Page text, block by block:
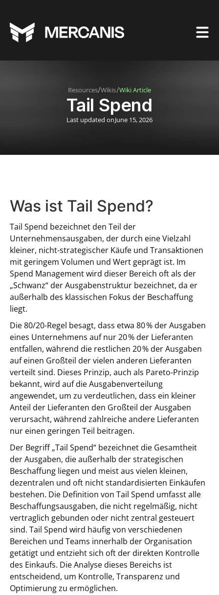
Resources/Wikis/Wiki Article
Tail Spend
Last updated onJune 15, 2026
Was ist Tail Spend?
Tail Spend bezeichnet den Teil der
Unternehmensausgaben, der durch eine Vielzahl
kleiner, nicht-strategischer Käufe und Transaktionen
mit geringem Volumen und Wert geprägt ist. Im
Spend Management wird dieser Bereich oft als der
„Schwanz“ der Ausgabenstruktur bezeichnet, da er
außerhalb des klassischen Fokus der Beschaffung
liegt.
Die 80/20-Regel besagt, dass etwa 80 % der Ausgaben
eines Unternehmens auf nur 20 % der Lieferanten
entfallen, während die restlichen 20 % der Ausgaben
auf einen Großteil der vielen anderen Lieferanten
verteilt sind. Dieses Prinzip, auch als Pareto-Prinzip
bekannt, wird auf die Ausgabenverteilung
angewendet, um zu verdeutlichen, dass ein kleiner
Anteil der Lieferanten den Großteil der Ausgaben
verursacht, während zahlreiche andere Lieferanten
nur einen geringen Teil beitragen.
Der Begriff „Tail Spend“ bezeichnet die Gesamtheit
der Ausgaben, die außerhalb der strategischen
Beschaffung liegen und meist aus vielen kleinen,
dezentralen und oft nicht standardisierten Einkäufen
bestehen. Die Definition von Tail Spend umfasst alle
Beschaffungsausgaben, die nicht regelmäßig, nicht
vertraglich gebunden oder nicht zentral gesteuert
sind. Tail Spend wird häufig von verschiedenen
Bereichen und Teams innerhalb der Organisation
getätigt und entzieht sich oft der direkten Kontrolle
des Einkaufs. Die Analyse dieses Bereichs ist
entscheidend, um Kontrolle, Transparenz und
Optimierung zu ermöglichen.